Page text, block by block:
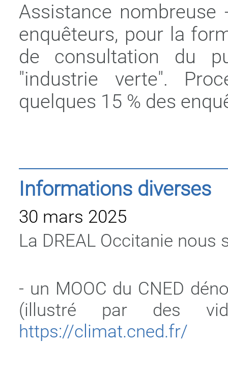
Assistance
enquêteurs, pour la
de consultation du
"industrie verte".
quelques 15 % des
Informations diverses
30 mars 2025
La DREAL Occitanie nous
- un MOOC du CNED
(illustré par des
https://climat.cned.fr/